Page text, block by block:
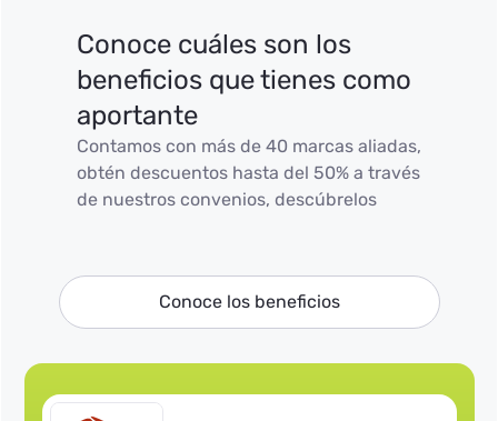
Conoce cuáles son los
beneficios que tienes como
aportante
Contamos con más de 40 marcas aliadas,
obtén descuentos hasta del 50% a través
de nuestros convenios, descúbrelos
Conoce los beneficios